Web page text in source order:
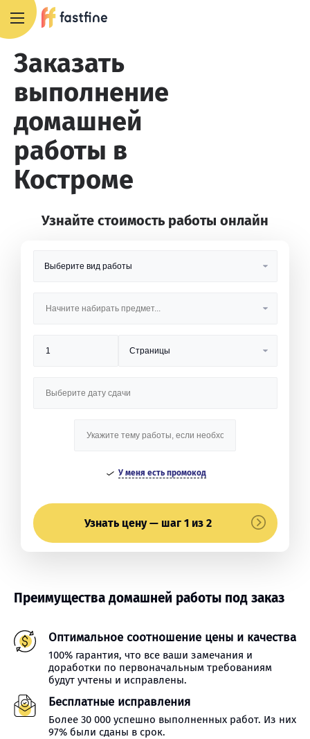
Заказать
выполнение
домашней
работы в
Костроме
Узнайте стоимость работы онлайн
У меня есть промокод
Узнать цену — шаг 1 из 2
Преимущества домашней работы под заказ
Оптимальное соотношение цены и качества
100% гарантия, что все ваши замечания и
доработки по первоначальным требованиям
будут учтены и исправлены.
Бесплатные исправления
Более 30 000 успешно выполненных работ. Из них
97% были сданы в срок.